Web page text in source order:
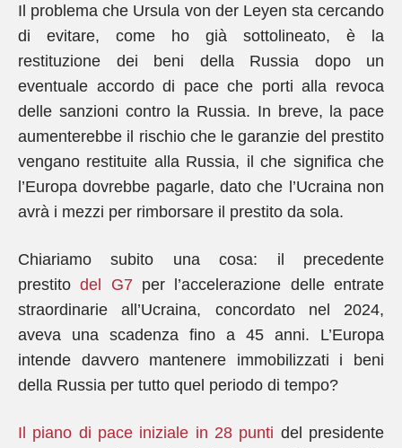
Il problema che Ursula von der Leyen sta cercando
di evitare, come ho già sottolineato, è la
restituzione dei beni della Russia dopo un
eventuale accordo di pace che porti alla revoca
delle sanzioni contro la Russia. In breve, la pace
aumenterebbe il rischio che le garanzie del prestito
vengano restituite alla Russia, il che significa che
l’Europa dovrebbe pagarle, dato che l’Ucraina non
avrà i mezzi per rimborsare il prestito da sola.
Chiariamo subito una cosa: il precedente
prestitodel G7 per l’accelerazione delle entrate
straordinarie all’Ucraina, concordato nel 2024,
aveva una scadenza fino a 45 anni. L’Europa
intende davvero mantenere immobilizzati i beni
della Russia per tutto quel periodo di tempo?
Il piano di pace iniziale in 28 punti del presidente